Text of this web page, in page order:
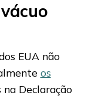
EUA não
os
Declaração